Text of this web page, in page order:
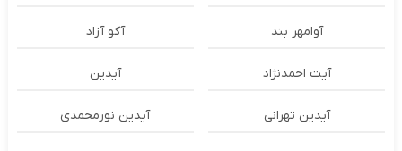
آوامهر بند آکو آزاد
آیت احمدنژاد آیدین
آیدین تهرانی آیدین نورمحمدی